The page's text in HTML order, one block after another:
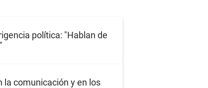
política: "Hablan de
la comunicación y en los